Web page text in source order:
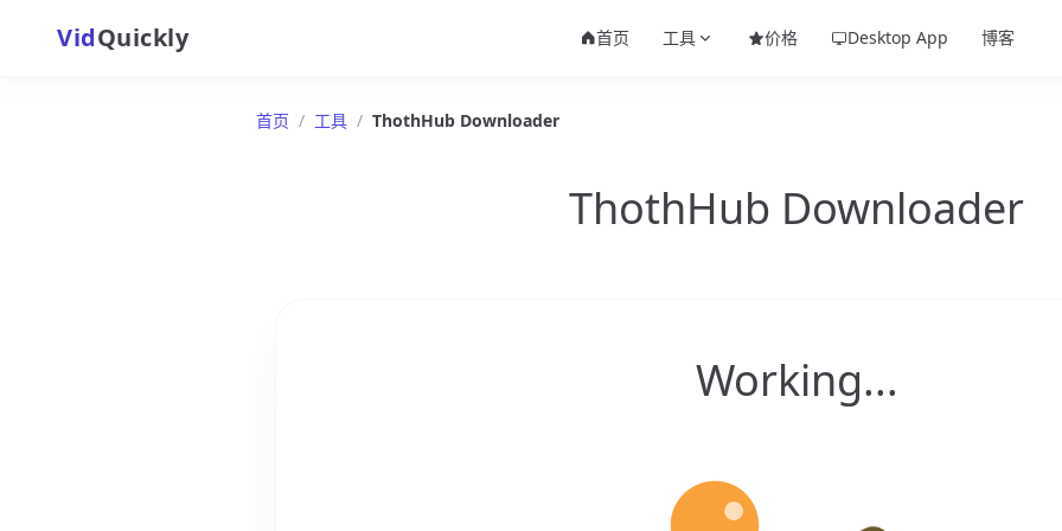
VidQuickly 首页 工具 价格 Desktop App
博客
首页 / 工具 / ThothHub Downloader
ThothHub Downloader
Working...